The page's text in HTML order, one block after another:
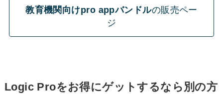
教育機関向けpro appバンドルの販売ペー
ジ
Logic Proをお得にゲットするなら別の方